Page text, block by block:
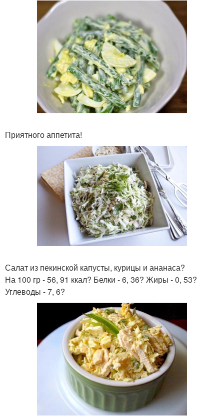
Приятного аппетита!
Салат из пекинской капусты, курицы и ананаса?
На 100 гр - 56, 91 ккал? Белки - 6, 36? Жиры - 0, 53?
Углеводы - 7, 6?